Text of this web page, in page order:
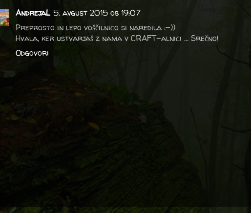
AndrejaL 5. avgust 2015 ob 19:07
Preprosto in lepo voščilnico si naredila :-))
Hvala, ker ustvarjaš z nama v CRAFT-alnici ... Srečno!
Odgovori